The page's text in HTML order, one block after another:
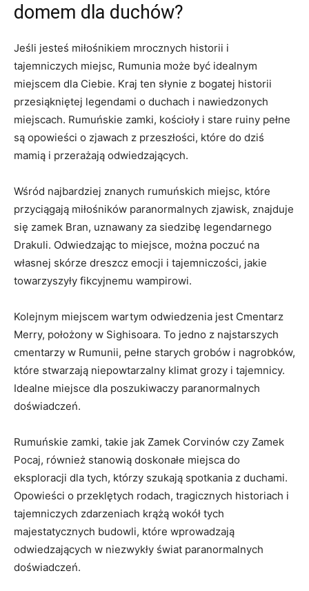
domem dla duchów?
Jeśli jesteś miłośnikiem mrocznych historii i ​
tajemniczych miejsc, Rumunia może być idealnym
miejscem dla Ciebie. Kraj ten słynie ⁤z bogatej historii
przesiąkniętej legendami o ‍duchach i nawiedzonych
miejscach. Rumuńskie zamki, ‍kościoły i ⁢stare ruiny pełne
⁢są opowieści‍ o zjawach z przeszłości, które do dziś
mamią i przerażają odwiedzających.
Wśród najbardziej znanych rumuńskich miejsc, które
przyciągają miłośników paranormalnych zjawisk, znajduje
się zamek Bran, uznawany za siedzibę legendarnego
Drakuli. Odwiedzając to miejsce, można poczuć​ na
własnej skórze dreszcz emocji i tajemniczości, jakie
towarzyszyły fikcyjnemu wampirowi.
Kolejnym miejscem wartym odwiedzenia jest Cmentarz
Merry, położony w Sighisoara. To ⁤jedno z ⁢najstarszych
cmentarzy w Rumunii, ‍pełne starych grobów i nagrobków,
które stwarzają niepowtarzalny klimat grozy i tajemnicy.
Idealne miejsce dla poszukiwaczy paranormalnych‌
doświadczeń.
Rumuńskie zamki, takie jak Zamek‍ Corvinów czy Zamek
Pocaj, również stanowią doskonałe miejsca do
eksploracji dla tych, którzy⁢ szukają spotkania ​z duchami.
Opowieści o przeklętych ​rodach, ⁣tragicznych⁣ historiach i
tajemniczych zdarzeniach krążą wokół tych
majestatycznych budowli, które wprowadzają
odwiedzających w⁢ niezwykły świat paranormalnych
doświadczeń.